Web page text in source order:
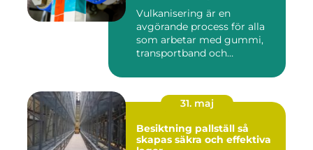
Vulkanisering är en
avgörande process för alla
som arbetar med gummi,
transportband och
31. maj
Besiktning pallställ så
skapas säkra och effektiva